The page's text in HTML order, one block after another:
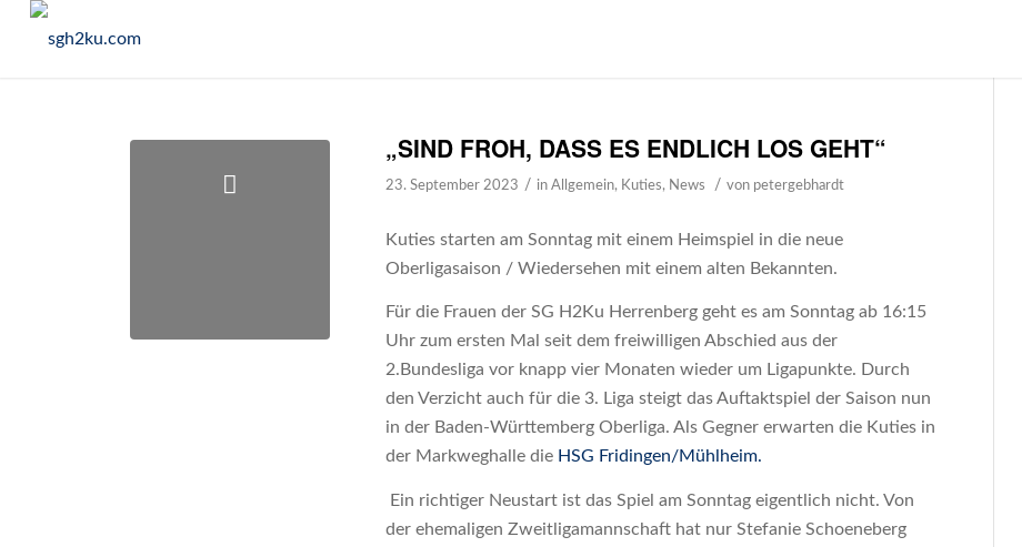
„SIND FROH, DASS ES ENDLICH LOS GEHT“
23. September 2023 / inAllgemein, Kuties, News / von petergebhardt
Kuties starten am Sonntag mit einem Heimspiel in die neue
Oberligasaison / Wiedersehen mit einem alten Bekannten.
Für die Frauen der SG H2Ku Herrenberg geht es am Sonntag ab 16:15
Uhr zum ersten Mal seit dem freiwilligen Abschied aus der
2.Bundesliga vor knapp vier Monaten wieder um Ligapunkte. Durch
den Verzicht auch für die 3. Liga steigt das Auftaktspiel der Saison nun
in der Baden-Württemberg Oberliga. Als Gegner erwarten die Kuties in
der Markweghalle die HSG Fridingen/Mühlheim.
Ein richtiger Neustart ist das Spiel am Sonntag eigentlich nicht. Von
der ehemaligen Zweitligamannschaft hat nur Stefanie Schoeneberg